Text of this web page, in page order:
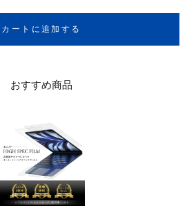
カートに追加する
おすすめ商品